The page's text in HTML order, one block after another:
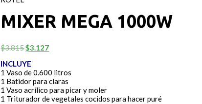
MIXER MEGA 1000W
$3.815El
original
era:
$3.815.
$3.127El
es:
$3.127.
INCLUYE
1 Vaso de 0.600 litros
1 Batidor para claras
1 Vaso acrílico para picar y moler
1 Triturador de vegetales cocidos para hacer puré